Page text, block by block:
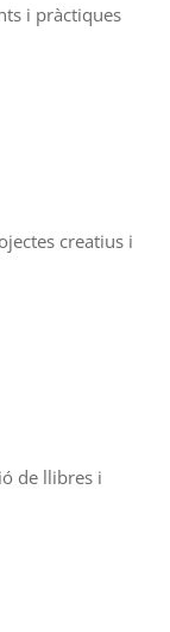
i pràctiques
creatius i
de llibres i